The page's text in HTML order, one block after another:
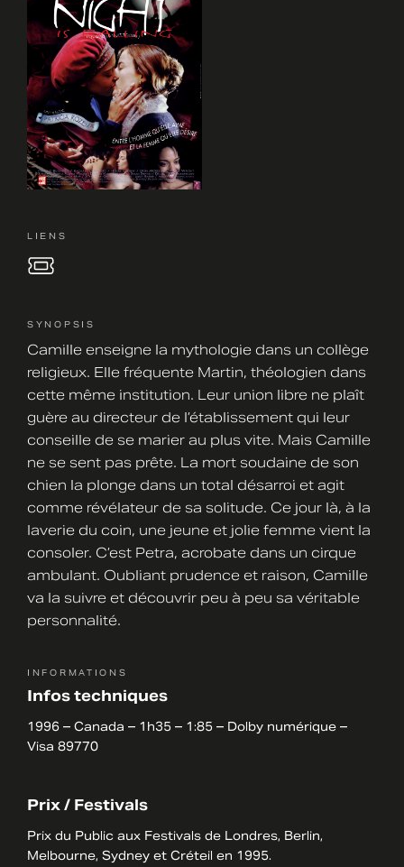
LIENS
SYNOPSIS
Camille enseigne la mythologie dans un collège
religieux. Elle fréquente Martin, théologien dans
cette même institution. Leur union libre ne plaît
guère au directeur de l’établissement qui leur
conseille de se marier au plus vite. Mais Camille
ne se sent pas prête. La mort soudaine de son
chien la plonge dans un total désarroi et agit
comme révélateur de sa solitude. Ce jour là, à la
laverie du coin, une jeune et jolie femme vient la
consoler. C’est Petra, acrobate dans un cirque
ambulant. Oubliant prudence et raison, Camille
va la suivre et découvrir peu à peu sa véritable
personnalité.
INFORMATIONS
Infos techniques
1996 – Canada – 1h35 – 1:85 – Dolby numérique –
Visa 89770
Prix / Festivals
Prix du Public aux Festivals de Londres, Berlin,
Melbourne, Sydney et Créteil en 1995.